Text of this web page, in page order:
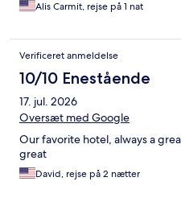
Alis Carmit, rejse på 1 nat
Verificeret anmeldelse
10/10 Enestående
17. jul. 2026
Oversæt med Google
Our favorite hotel, always a
great
David, rejse på 2 nætter